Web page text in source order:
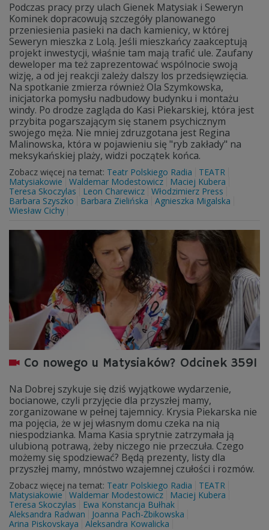
Podczas pracy przy ulach Gienek Matysiak i Seweryn
Kominek dopracowują szczegóły planowanego
przeniesienia pasieki na dach kamienicy, w której
Seweryn mieszka z Lolą. Jeśli mieszkańcy zaakceptują
projekt inwestycji, właśnie tam mają trafić ule. Zaufany
deweloper ma też zaprezentować wspólnocie swoją
wizję, a od jej reakcji zależy dalszy los przedsięwzięcia.
Na spotkanie zmierza również Ola Szymkowska,
inicjatorka pomysłu nadbudowy budynku i montażu
windy. Po drodze zagląda do Kasi Piekarskiej, która jest
przybita pogarszającym się stanem psychicznym
swojego męża. Nie mniej zdruzgotana jest Regina
Malinowska, która w pojawieniu się "ryb zakłady" na
meksykańskiej plaży, widzi początek końca.
Zobacz więcej na temat: Teatr Polskiego Radia
TEATR
Matysiakowie
Waldemar Modestowicz
Maciej Kubera
Teresa Skoczylas
Leon Charewicz Włodzimierz Press
Barbara Szyszko
Barbara Zielińska
Agnieszka Migalska
Wiesław Cichy
Co nowego u Matysiaków? Odcinek 3591
Na Dobrej szykuje się dziś wyjątkowe wydarzenie,
bocianowe, czyli przyjęcie dla przyszłej mamy,
zorganizowane w pełnej tajemnicy. Krysia Piekarska nie
ma pojęcia, że w jej własnym domu czeka na nią
niespodzianka. Mama Kasia sprytnie zatrzymała ją
ulubioną potrawą, żeby niczego nie przeczuła. Czego
możemy się spodziewać? Będą prezenty, listy dla
przyszłej mamy, mnóstwo wzajemnej czułości i rozmów.
Zobacz więcej na temat: Teatr Polskiego Radia
TEATR
Matysiakowie
Waldemar Modestowicz
Maciej Kubera
Teresa Skoczylas
Ewa Konstancja Bułhak
Aleksandra Radwan
Joanna Pach-Żbikowska
Arina Piskovskaya
Aleksandra Kowalicka